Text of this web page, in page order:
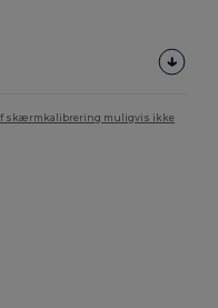
skærmkalibrering muligvis ikke